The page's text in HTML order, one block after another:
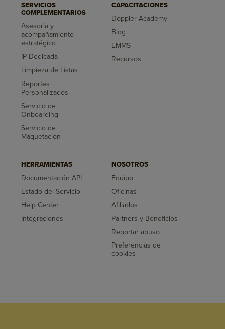
SERVICIOS
COMPLEMENTARIOS
Asesoría y
acompañamiento
estratégico
IP Dedicada
Limpieza de Listas
Reportes
Personalizados
Servicio de
Onboarding
Servicio de
Maquetación
CAPACITACIONES
Doppler Academy
Blog
EMMS
Recursos
HERRAMIENTAS
Documentación API
Estado del Servicio
Help Center
Integraciones
NOSOTROS
Equipo
Oficinas
Afiliados
Partners y Beneficios
Reportar abuso
Preferencias de
cookies